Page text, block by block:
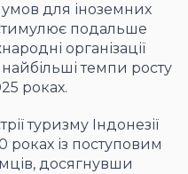
для іноземних
подальше
організації
темпи росту
роках.
туризму Індонезії
роках із поступовим
досягнувши